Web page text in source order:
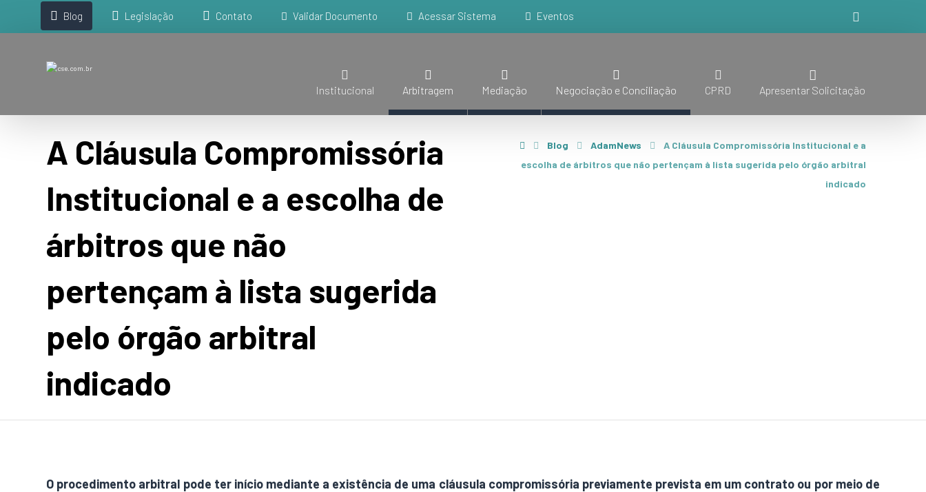
Blog Legislação Contato Validar Documento Acessar Sistema Eventos
Institucional Arbitragem Mediação Negociação e Conciliação CPRD Apresentar Solicitação
A Cláusula Compromissória
Institucional e a escolha de
árbitros que não
pertençam à lista sugerida
pelo órgão arbitral
indicado
Blog AdamNews
A Cláusula Compromissória Institucional e a
escolha de árbitros que não pertençam à lista sugerida pelo órgão arbitral
indicado
O procedimento arbitral pode ter início mediante a existência de uma cláusula compromissória previamente prevista em um contrato ou por meio de